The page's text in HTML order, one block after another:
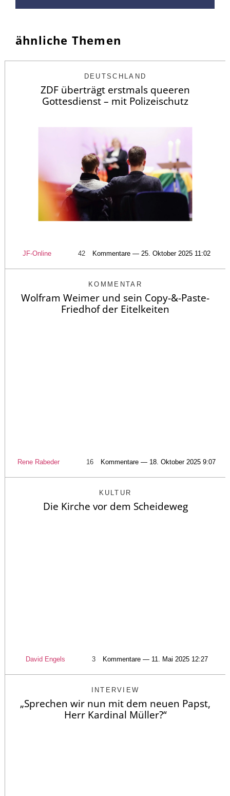
ähnliche Themen
DEUTSCHLAND
ZDF überträgt erstmals queeren
Gottesdienst – mit Polizeischutz
JF-Online 42 Kommentare — 25. Oktober 2025 11:02
KOMMENTAR
Wolfram Weimer und sein Copy-&-Paste-
Friedhof der Eitelkeiten
Rene Rabeder 16 Kommentare — 18. Oktober 2025 9:07
KULTUR
Die Kirche vor dem Scheideweg
David Engels 3 Kommentare — 11. Mai 2025 12:27
INTERVIEW
„Sprechen wir nun mit dem neuen Papst,
Herr Kardinal Müller?“